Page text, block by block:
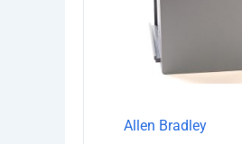
Allen Bradley